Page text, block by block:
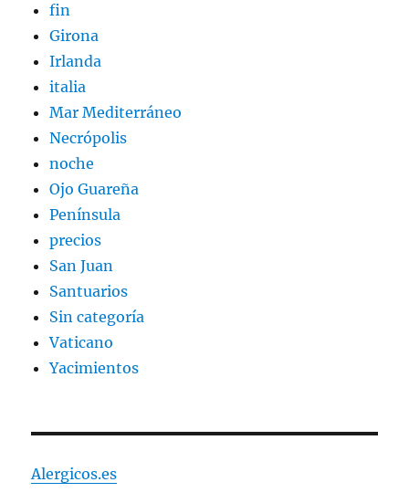
fin
Girona
Irlanda
italia
Mar Mediterráneo
Necrópolis
noche
Ojo Guareña
Península
precios
San Juan
Santuarios
Sin categoría
Vaticano
Yacimientos
Alergicos.es